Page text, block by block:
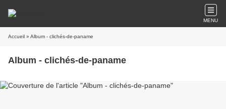
MENU
Accueil » Album - clichés-de-paname
Album - clichés-de-paname